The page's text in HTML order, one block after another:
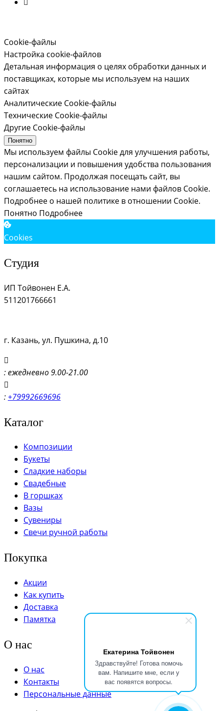
Екатерина Тойвонен
Здравствуйте! Готова помочь
вам. Напишите мне, если у
вас появятся вопросы.
Cookie-файлы
Настройка cookie-файлов
Детальная информация о целях обработки данных и
поставщиках, которые мы используем на наших
сайтах
Аналитические Cookie-файлы
Технические Cookie-файлы
Другие Cookie-файлы
Понятно
Мы используем файлы Cookie для улучшения работы,
персонализации и повышения удобства пользования
нашим сайтом. Продолжая посещать сайт, вы
соглашаетесь на использование нами файлов Cookie.
Подробнее о нашей политике в отношении Cookie.
Понятно Подробнее
Cookies
Студия
ИП Тойвонен Е.А.
511201766661
г. Казань, ул. Пушкина, д.10
: ежедневно 9.00-21.00
: +79992669696
Каталог
Композиции
Букеты
Сладкие наборы
Свадебные
В горшках
Вазы
Сувениры
Свечи ручной работы
Покупка
Акции
Как купить
Доставка
Памятка
О нас
О нас
Контакты
Персональные данные